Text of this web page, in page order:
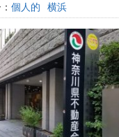
個人的 横浜